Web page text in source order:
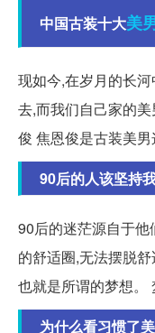
中国古装十大美
现如今,在岁月的长
去,而我们自己家的
俊 焦恩俊是古装美
90后的人该坚持
90后的迷茫源自于
的舒适圈,无法摆脱
也就是所谓的梦想。
为什么看习惯了